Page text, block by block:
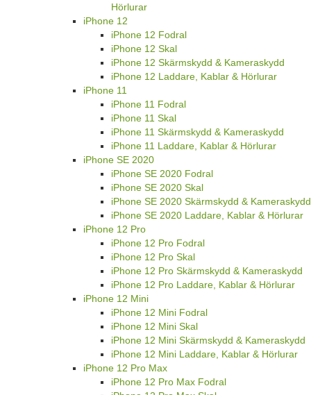
Hörlurar
iPhone 12
iPhone 12 Fodral
iPhone 12 Skal
iPhone 12 Skärmskydd & Kameraskydd
iPhone 12 Laddare, Kablar & Hörlurar
iPhone 11
iPhone 11 Fodral
iPhone 11 Skal
iPhone 11 Skärmskydd & Kameraskydd
iPhone 11 Laddare, Kablar & Hörlurar
iPhone SE 2020
iPhone SE 2020 Fodral
iPhone SE 2020 Skal
iPhone SE 2020 Skärmskydd & Kameraskydd
iPhone SE 2020 Laddare, Kablar & Hörlurar
iPhone 12 Pro
iPhone 12 Pro Fodral
iPhone 12 Pro Skal
iPhone 12 Pro Skärmskydd & Kameraskydd
iPhone 12 Pro Laddare, Kablar & Hörlurar
iPhone 12 Mini
iPhone 12 Mini Fodral
iPhone 12 Mini Skal
iPhone 12 Mini Skärmskydd & Kameraskydd
iPhone 12 Mini Laddare, Kablar & Hörlurar
iPhone 12 Pro Max
iPhone 12 Pro Max Fodral